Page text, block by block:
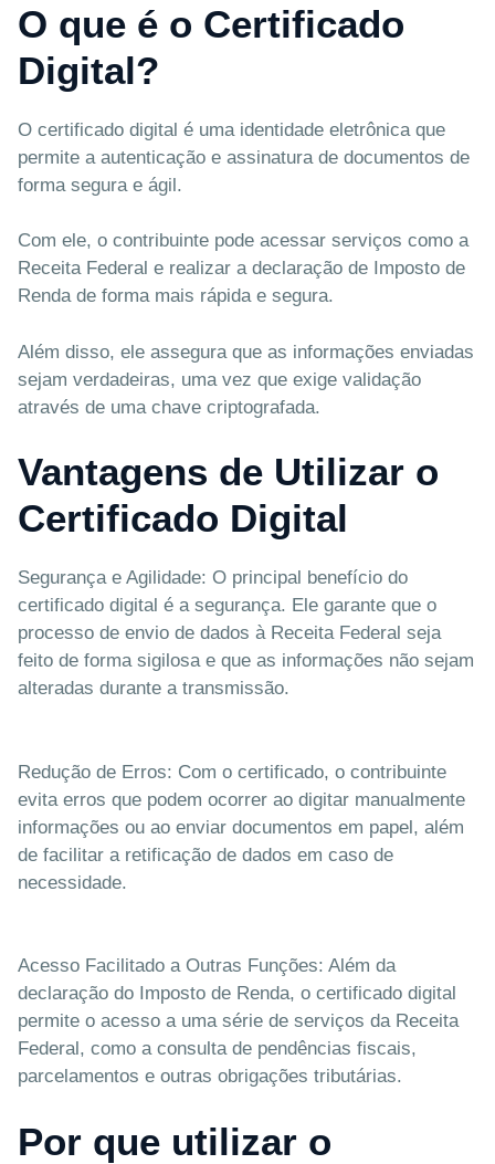
O que é o Certificado
Digital?
O certificado digital é uma identidade eletrônica que
permite a autenticação e assinatura de documentos de
forma segura e ágil.
Com ele, o contribuinte pode acessar serviços como a
Receita Federal e realizar a declaração de Imposto de
Renda de forma mais rápida e segura.
Além disso, ele assegura que as informações enviadas
sejam verdadeiras, uma vez que exige validação
através de uma chave criptografada.
Vantagens de Utilizar o
Certificado Digital
Segurança e Agilidade: O principal benefício do
certificado digital é a segurança. Ele garante que o
processo de envio de dados à Receita Federal seja
feito de forma sigilosa e que as informações não sejam
alteradas durante a transmissão.
Redução de Erros: Com o certificado, o contribuinte
evita erros que podem ocorrer ao digitar manualmente
informações ou ao enviar documentos em papel, além
de facilitar a retificação de dados em caso de
necessidade.
Acesso Facilitado a Outras Funções: Além da
declaração do Imposto de Renda, o certificado digital
permite o acesso a uma série de serviços da Receita
Federal, como a consulta de pendências fiscais,
parcelamentos e outras obrigações tributárias.
Por que utilizar o